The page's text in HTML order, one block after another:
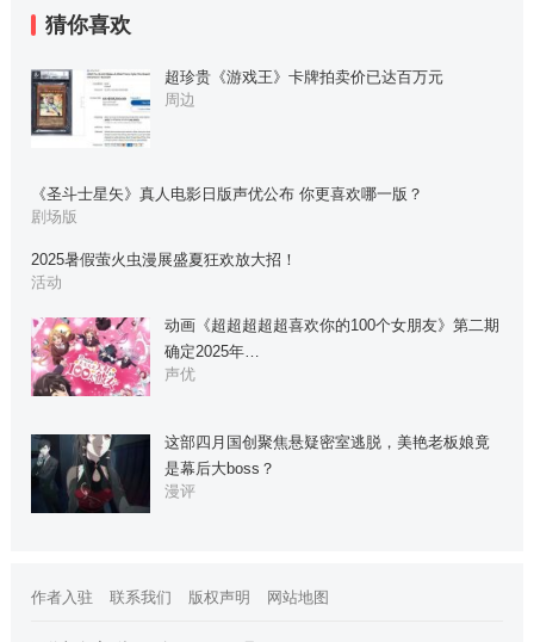
猜你喜欢
超珍贵《游戏王》卡牌拍卖价已达百万元
周边
《圣斗士星矢》真人电影日版声优公布 你更喜欢哪一版？
剧场版
2025暑假萤火虫漫展盛夏狂欢放大招！
活动
动画《超超超超超喜欢你的100个女朋友》第二期
确定2025年…
声优
这部四月国创聚焦悬疑密室逃脱，美艳老板娘竟
是幕后大boss？
漫评
作者入驻 联系我们 版权声明 网站地图